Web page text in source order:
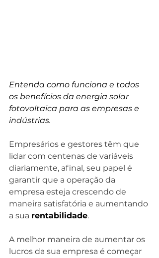
Entenda como funciona e todos
os benefícios da energia solar
fotovoltaica para as empresas e
indústrias.
Empresários e gestores têm que
lidar com centenas de variáveis
diariamente, afinal, seu papel é
garantir que a operação da
empresa esteja crescendo de
maneira satisfatória e aumentando
a sua rentabilidade.
A melhor maneira de aumentar os
lucros da sua empresa é começar